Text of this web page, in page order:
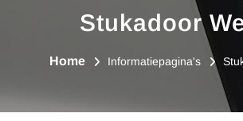
Stukadoor
Home Informatiepagina's